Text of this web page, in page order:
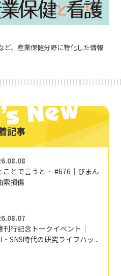
ど、産業保健分野に特化した情報
記事
ことで言うと… #676｜びまん
索損傷
刊行記念トークイベント｜
・SNS時代の研究ライフハッ...